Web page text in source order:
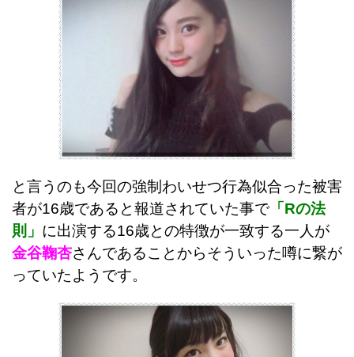
と言うのも今回の強制わいせつ行為似合った被害
者が16歳であると報道されていた事で 「Rの法
則」 に出演する16歳との特徴が一致する一人が
金谷鞠杏さんであることからそういった噂に繋が
っていたようです。